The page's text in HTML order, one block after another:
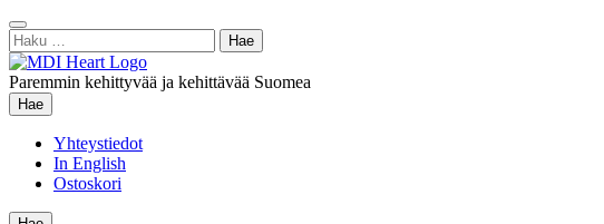
Siirry
sisältöön
Sulje
hae
Haku:
Paremmin kehittyvää ja kehittävää Suomea
Hae
Hae
Yhteystiedot
In English
Ostoskori